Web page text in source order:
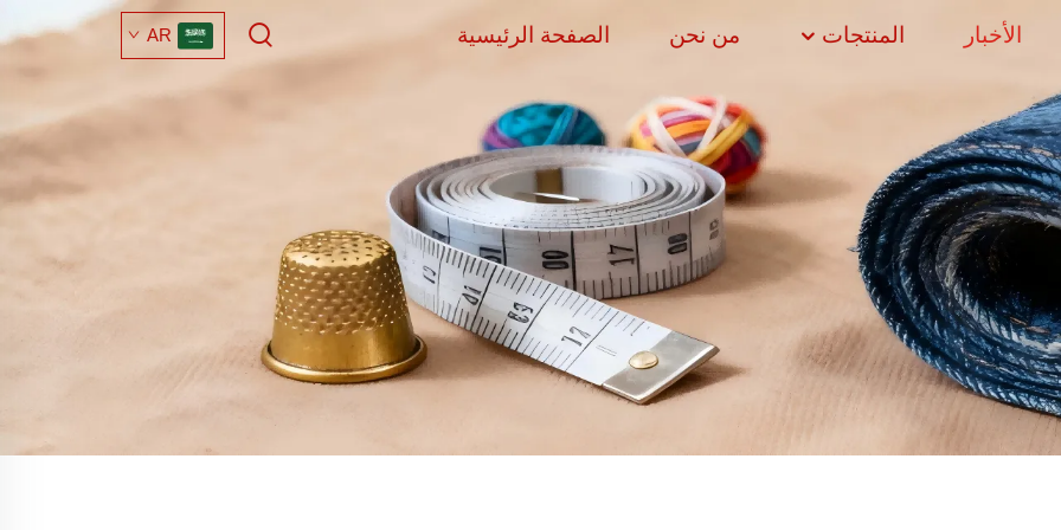
الصفحة الرئيسية من نحن المنتجات الأخبار AR